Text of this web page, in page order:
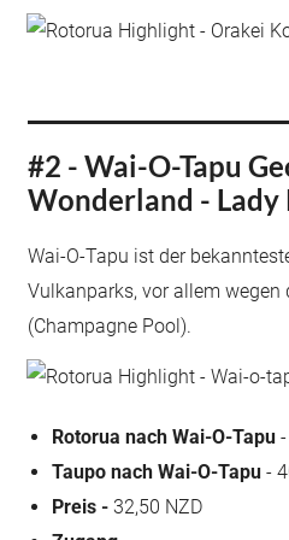
#2 - Wai-O-Tapu
Wonderland - Lady
Wai-O-Tapu ist der
Vulkanparks, vor allem wegen
(Champagne Pool).
Rotorua nach Wai-O-Tapu
Taupo nach Wai-O-Tapu -
Preis -32,50 NZD